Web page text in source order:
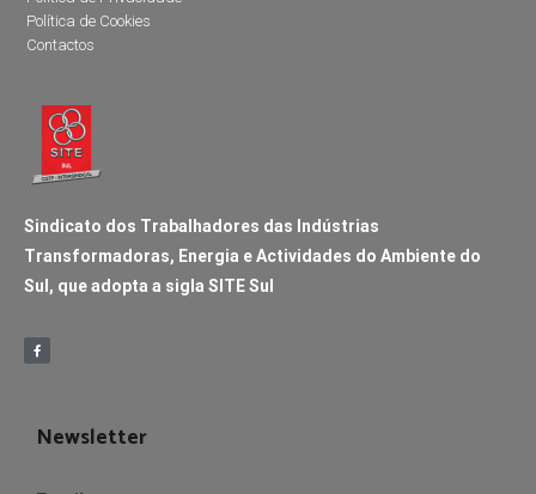
Política de Cookies
Contactos
Sindicato dos Trabalhadores das Indústrias
Transformadoras, Energia e Actividades do Ambiente do
Sul, que adopta a sigla SITE Sul
Newsletter